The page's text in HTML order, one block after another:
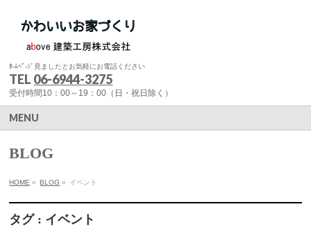
ﾎ-ﾑﾍﾟ-ｼﾞ見ましたとお気軽にお電話ください
TEL 06-6944-3275
受付時間10：00～19：00（日・祝日除く）
MENU
BLOG
HOME » BLOG » イベント
タグ : イベント